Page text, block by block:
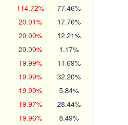
114.72% 77.46%
20.01% 17.76%
20.00% 12.21%
20.00% 1.17%
19.99% 11.69%
19.99% 32.20%
19.99% 5.84%
19.97% 28.44%
19.96% 8.49%